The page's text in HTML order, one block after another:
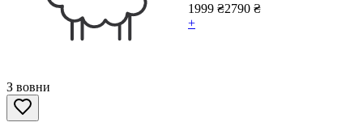
З вовни
1999 ₴2790 ₴
+